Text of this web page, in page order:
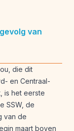
van
die dit
en Centraal-
is het eerste
SSW, de
van de
maart boven